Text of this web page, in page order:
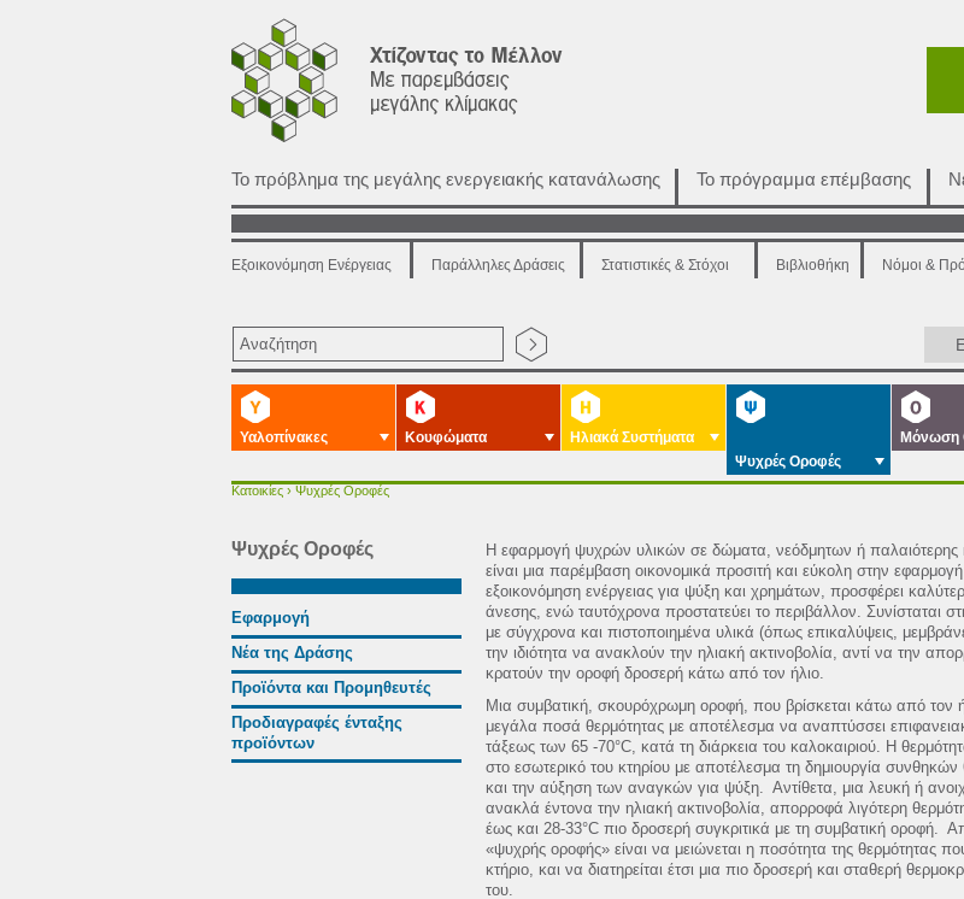
Το πρόβλημα της μεγάλης ενεργειακής κατανάλωσης Το πρόγραμμα επέμβασης
Εξοικονόμηση Ενέργειας Παράλληλες Δράσεις Στατιστικές & Στόχοι Βιβλιοθήκη Νόμοι &
Υαλοπίνακες Κουφώματα
Ηλιακά Συστήματα
Ψυχρές Οροφές
Μόνωση
Κατοικίες › Ψυχρές Οροφές
Ψυχρές Οροφές
Εφαρμογή
Νέα της Δράσης
Προϊόντα και Προμηθευτές
Προδιαγραφές ένταξης
προϊόντων
Η εφαρμογή ψυχρών υλικών σε δώματα, νεόδμητων ή παλαιότερης
είναι μια παρέμβαση οικονομικά προσιτή και εύκολη στην
εξοικονόμηση ενέργειας για ψύξη και χρημάτων, προσφέρει
άνεσης, ενώ ταυτόχρονα προστατεύει το περιβάλλον. Συνίσταται
με σύγχρονα και πιστοποιημένα υλικά (όπως επικαλύψεις,
την ιδιότητα να ανακλούν την ηλιακή ακτινοβολία, αντί να την
κρατούν την οροφή δροσερή κάτω από τον ήλιο.
Μια συμβατική, σκουρόχρωμη οροφή, που βρίσκεται κάτω από τον
μεγάλα ποσά θερμότητας με αποτέλεσμα να αναπτύσσει
τάξεως των 65 -70°C, κατά τη διάρκεια του καλοκαιριού. Η
στο εσωτερικό του κτηρίου με αποτέλεσμα τη δημιουργία συνθηκών
και την αύξηση των αναγκών για ψύξη. Αντίθετα, μια λευκή ή
ανακλά έντονα την ηλιακή ακτινοβολία, απορροφά λιγότερη
έως και 28-33°C πιο δροσερή συγκριτικά με τη συμβατική οροφή.
«ψυχρής οροφής» είναι να μειώνεται η ποσότητα της θερμότητας
κτήριο, και να διατηρείται έτσι μια πιο δροσερή και σταθερή
του.